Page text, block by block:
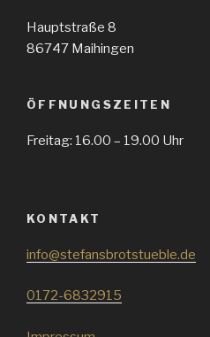
Hauptstraße 8
86747 Maihingen
ÖFFNUNGSZEITEN
Freitag: 16.00 – 19.00 Uhr
KONTAKT
info@stefansbrotstueble.de
0172-6832915